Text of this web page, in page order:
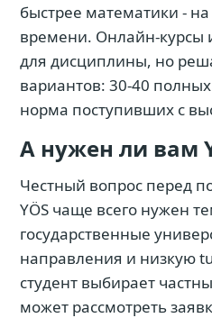
быстрее математики - на
времени. Онлайн-курсы
для дисциплины, но
вариантов: 30-40
норма поступивших с
А нужен ли вам
Честный вопрос перед
YÖS чаще всего нужен
государственные
направления и низкую
студент выбирает
может рассмотреть